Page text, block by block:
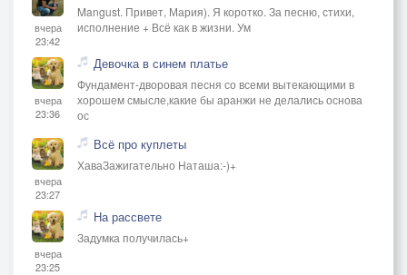
вчера
23:42
Mangust. Привет, Мария). Я коротко. За песню, стихи,
исполнение + Всё как в жизни. Ум
вчера
23:36
Девочка в синем платье
Фундамент-дворовая песня со всеми вытекающими в
хорошем смысле,какие бы аранжи не делались основа
ос
вчера
23:27
Всё про куплеты
ХаваЗажигательно Наташа:-)+
вчера
23:25
На рассвете
Задумка получилась+